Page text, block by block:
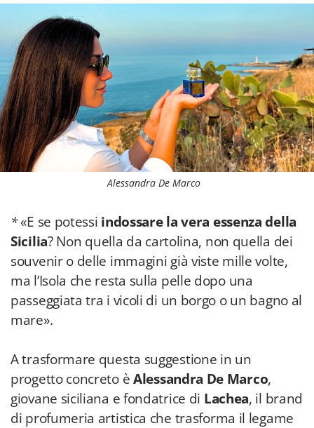
Alessandra De Marco
*«E se potessi indossare la vera essenza della
Sicilia? Non quella da cartolina, non quella dei
souvenir o delle immagini già viste mille volte,
ma l’Isola che resta sulla pelle dopo una
passeggiata tra i vicoli di un borgo o un bagno al
mare».
A trasformare questa suggestione in un
progetto concreto èAlessandra De Marco,
giovane siciliana e fondatrice di Lachea, il brand
di profumeria artistica che trasforma il legame